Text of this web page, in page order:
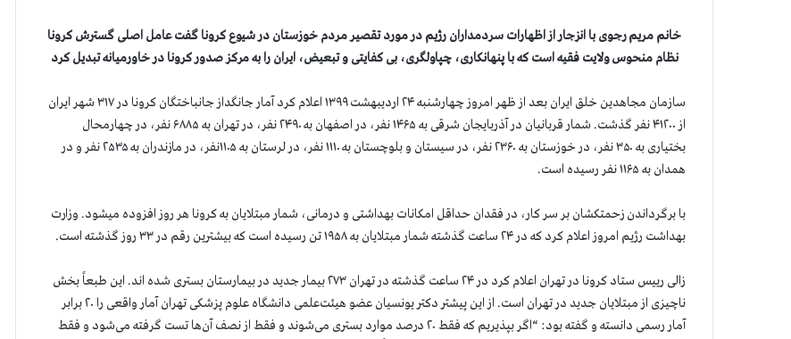
خانم مریم رجوی با انزجار از اظهارات سردمداران رژیم در مورد تقصیر مردم خوزستان در شیوع کرونا گفت عامل اصلی گسترش کرونا
نظام منحوس ولایت فقیه است که با پنهانکاری، چپاولگری، بی کفایتی و تبعیض، ایران را به مرکز صدور کرونا در خاورمیانه تبدیل کرد
سازمان مجاهدین خلق ایران بعد از ظهر امروز چهارشنبه ۲۴ اردیبهشت ۱۳۹۹ اعلام کرد آمار جانگداز جانباختگان کرونا در ۳۱۷ شهر ایران
از ۴۱۲۰۰ نفر گذشت. شمار قربانیان در آذربایجان شرقی به ۱۴۶۵ نفر، در اصفهان به ۲۴۹۰ نفر، در تهران به ۶۸۸۵ نفر، در چهارمحال
بختیاری به ۳۵۰ نفر، در خوزستان به ۲۳۶۰ نفر، در سیستان و بلوچستان به ۱۱۱۰ نفر، در لرستان به ۱۱۰۵نفر، در مازندران به ۲۵۳۵ نفر و در
همدان به ۱۱۶۵ نفر رسیده است.
با برگرداندن زحمتکشان بر سر کار، در فقدان حداقل امکانات بهداشتی و درمانی، شمار مبتلایان به کرونا هر روز افزوده میشود. وزارت
بهداشت رژیم امروز اعلام کرد که در ۲۴ ساعت گذشته شمار مبتلایان به ۱۹۵۸ تن رسیده است که بیشترین رقم در ۳۳ روز گذشته است.
زالی رییس ستاد کرونا در تهران اعلام کرد در ۲۴ ساعت گذشته در تهران ۲۷۳ بیمار جدید در بیمارستان بستری شده اند. این طبعاً بخش
ناچیزی از مبتلایان جدید در تهران است. از این پیشتر دکتر یونسیان عضو هیئت‌علمی دانشگاه علوم پزشکی تهران آمار واقعی را ۲۰ برابر
آمار رسمی دانسته و گفته بود: “اگر بپذیریم که فقط ۲۰ درصد موارد بستری می‌شوند و فقط از نصف آن‌ها تست گرفته می‌شود و فقط